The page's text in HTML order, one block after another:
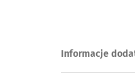
Informacje